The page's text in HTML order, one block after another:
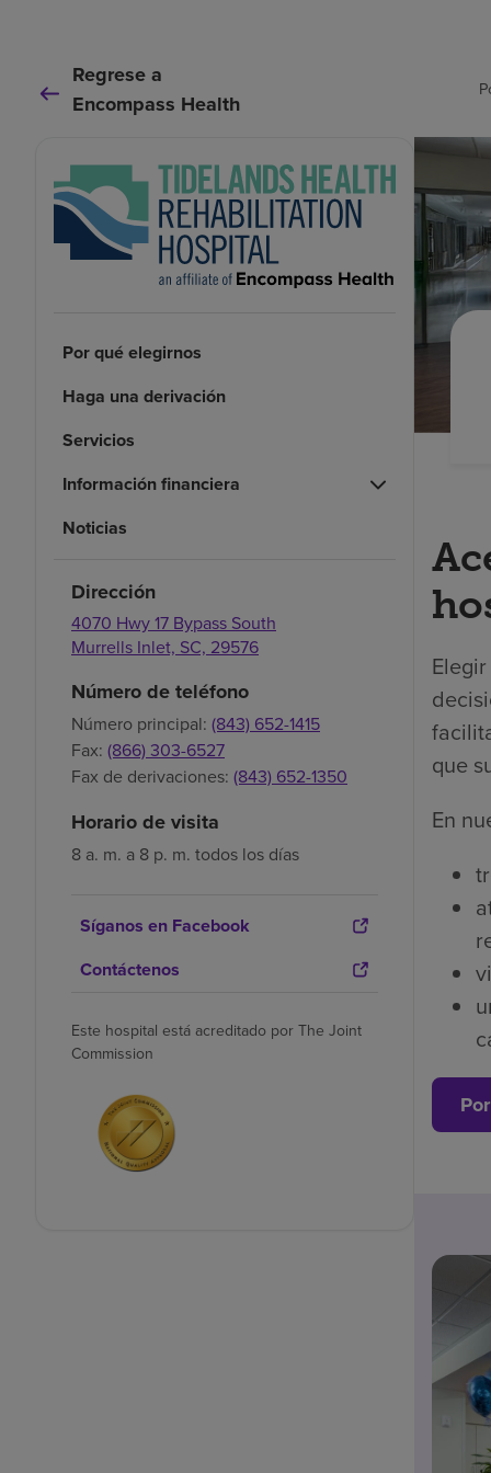
Regrese a
Encompass Health
Por qué elegirnos
Haga una derivación
Servicios
Información financiera
Noticias
Dirección
4070 Hwy 17 Bypass South
Murrells Inlet, SC, 29576
Número de teléfono
Número principal: (843) 652-1415
Fax: (866) 303-6527
Fax de derivaciones: (843) 652-1350
Horario de visita
8 a. m. a 8 p. m. todos los días
Síganos en Facebook
Contáctenos
Este hospital está acreditado por The Joint
Commission
que
En